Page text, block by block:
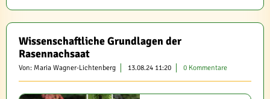
Wissenschaftliche Grundlagen der
Rasennachsaat
Von: Maria Wagner-Lichtenberg 13.08.24 11:20 0 Kommentare